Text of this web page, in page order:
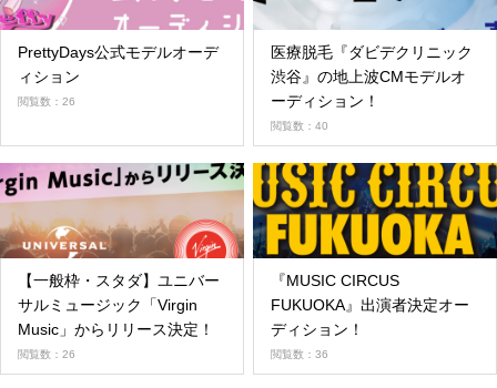
PrettyDays公式モデルオーデ
ィション
閲覧数：26
医療脱毛『ダビデクリニック
渋谷』の地上波CMモデルオ
ーディション！
閲覧数：40
【一般枠・スタダ】ユニバー
サルミュージック「Virgin
Music」からリリース決定！
閲覧数：26
『MUSIC CIRCUS
FUKUOKA』出演者決定オー
ディション！
閲覧数：36